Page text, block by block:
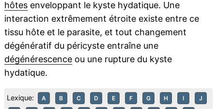
hôtesenveloppant le kyste hydatique. Une
interaction extrêmement étroite existe entre ce
tissu hôte et le parasite, et tout changement
dégénératif du péricyste entraîne une
dégénérescenceou une rupture du kyste
hydatique.
Lexique: A B C D E F G H I J